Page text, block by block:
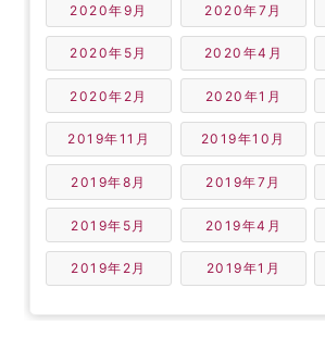
2020年9月 2020年7月
2020年5月 2020年4月
2020年2月 2020年1月
2019年11月 2019年10月
2019年8月 2019年7月
2019年5月 2019年4月
2019年2月 2019年1月